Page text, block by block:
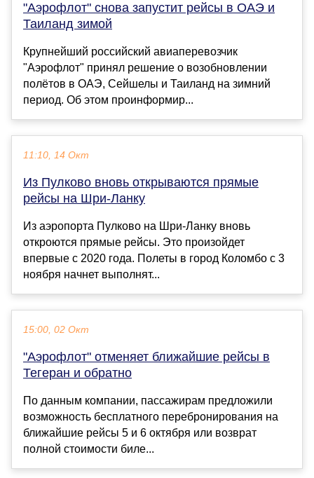
"Аэрофлот" снова запустит рейсы в ОАЭ и
Таиланд зимой
Крупнейший российский авиаперевозчик
"Аэрофлот" принял решение о возобновлении
полётов в ОАЭ, Сейшелы и Таиланд на зимний
период. Об этом проинформир...
11:10, 14 Окт
Из Пулково вновь открываются прямые
рейсы на Шри-Ланку
Из аэропорта Пулково на Шри-Ланку вновь
откроются прямые рейсы. Это произойдет
впервые с 2020 года. Полеты в город Коломбо с 3
ноября начнет выполнят...
15:00, 02 Окт
"Аэрофлот" отменяет ближайшие рейсы в
Тегеран и обратно
По данным компании, пассажирам предложили
возможность бесплатного перебронирования на
ближайшие рейсы 5 и 6 октября или возврат
полной стоимости биле...